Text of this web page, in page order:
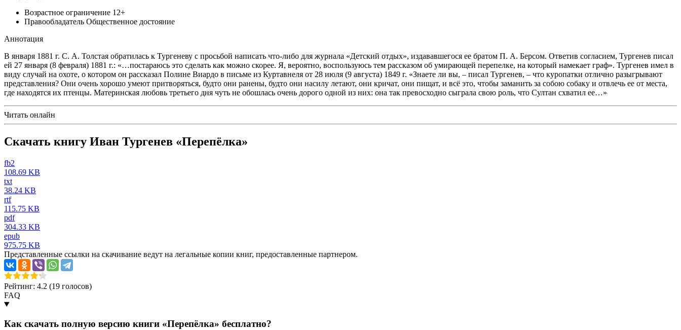
Возрастное ограничение 12+
Правообладатель Общественное достояние
Аннотация
В января 1881 г. С. А. Толстая обратилась к Тургеневу с просьбой написать что-либо для журнала «Детский отдых», издававшегося ее братом П. А. Берсом. Ответив согласием, Тургенев писал
ей 27 января (8 февраля) 1881 г.: «…постараюсь это сделать как можно скорее. Я, вероятно, воспользуюсь тем рассказом об умирающей перепелке, на который намекает граф». Тургенев имел в
виду случай на охоте, о котором он рассказал Полине Виардо в письме из Куртавнеля от 28 июля (9 августа) 1849 г. «Знаете ли вы, – писал Тургенев, – что куропатки отлично разыгрывают
представления? Они очень хорошо умеют притворяться, будто они ранены, будто они насилу летают, они кричат, они пищат, и всё это, чтобы заманить за собою собаку и отвлечь ее от места,
где находятся их птенцы. Материнская любовь третьего дня чуть не обошлась очень дорого одной из них: она так превосходно сыграла свою роль, что Султан схватил ее…»
Читать онлайн
Скачать книгу Иван Тургенев «Перепёлка»
fb2
108.69 KB
txt
38.24 KB
rtf
115.75 KB
pdf
304.33 KB
epub
975.75 KB
Представленные ссылки на скачивание ведут на легальные копии книг, предоставленные партнером.
Рейтинг: 4.2 (19 голосов)
FAQ
Как скачать полную версию книги «Перепёлка» бесплатно?